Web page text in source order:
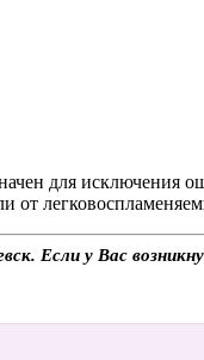
для исключения
от
Если у Вас